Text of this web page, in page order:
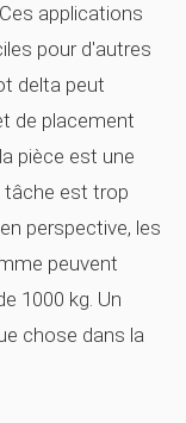
applications
pour d'autres
delta peut
de placement
pièce est une
tâche est trop
perspective, les
peuvent
1000 kg. Un
chose dans la